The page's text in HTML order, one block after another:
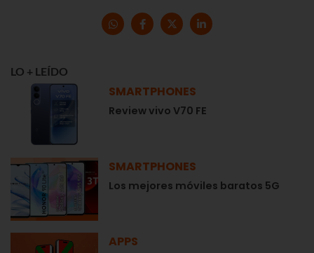
LO + LEÍDO
SMARTPHONES
Review vivo V70 FE
SMARTPHONES
Los mejores móviles baratos 5G
APPS